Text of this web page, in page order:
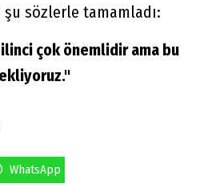
şu sözlerle tamamladı:
çok önemlidir ama bu
WhatsApp